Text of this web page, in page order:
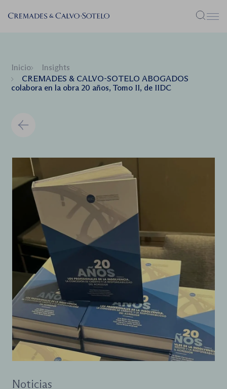
Menú
Inicio
Insights
CREMADES & CALVO-SOTELO ABOGADOS
colabora en la obra 20 años, Tomo II, de IIDC
Noticias